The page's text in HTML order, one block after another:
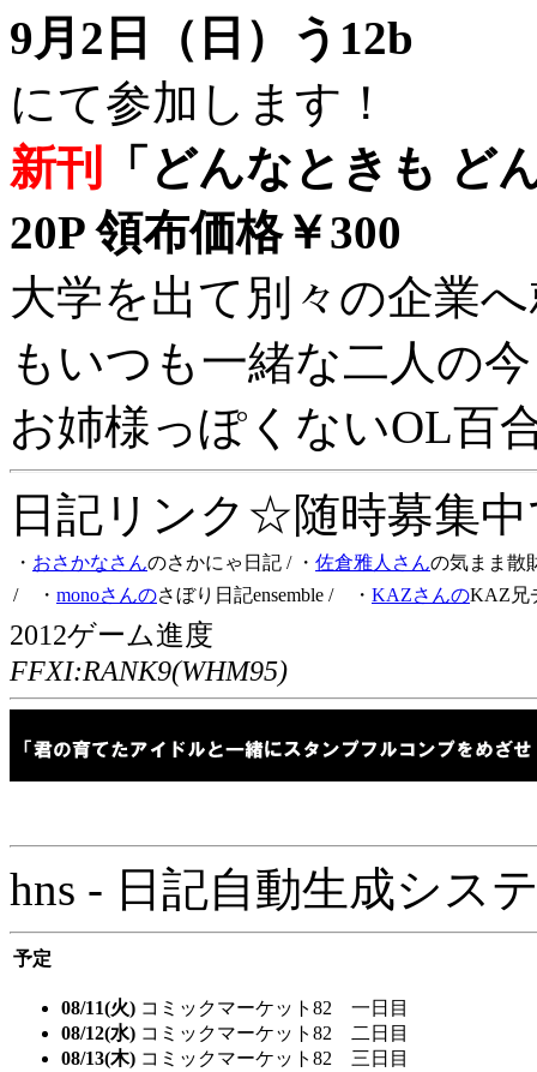
9月2日（日）う12b
にて参加します！
新刊
「どんなときも ど
20P 領布価格￥300
大学を出て別々の企業
もいつも一緒な二人の
お姉様っぽくないOL百
日記リンク☆随時募集
・ おさかなさんのさかにゃ日記 / ・ 佐倉雅人さんの気まま散
/ ・ monoさんのさぼり日記ensemble / ・ KAZさんのKAZ兄
2012ゲーム進度
FFXI:RANK9(WHM95)
hns - 日記自動生成シス
予定
08/11(火) コミックマーケット82 一日目
08/12(水) コミックマーケット82 二日目
08/13(木) コミックマーケット82 三日目